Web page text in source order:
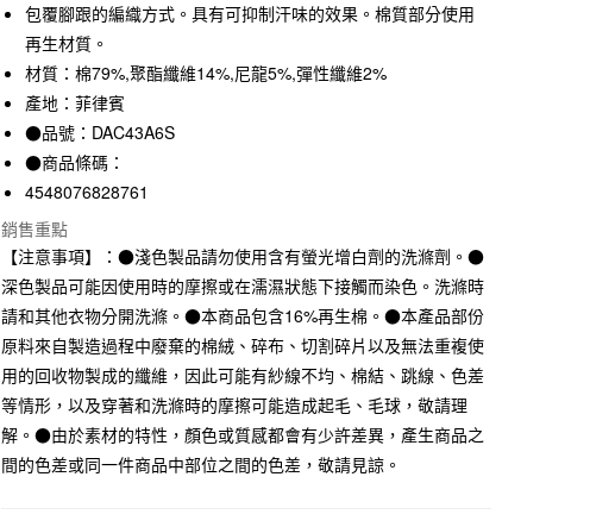
信用卡分期付款
3 期 0 利率 每期NT$33
合作金庫商業銀行
華南商業銀行
上海商業儲蓄銀行
國泰世華商業銀行
臺灣中小企業銀行
匯豐（台灣）商業銀行
聯邦商業銀行
遠東國際商業銀行
元大商業銀行
永豐商業銀行
台新國際商業銀行
中國信託商業銀行
台灣樂天信用卡公司
超商取貨付款
LINE Pay
Apple Pay
街口支付
悠遊付
運送方式
全家取貨付款
每筆NT$65，滿NT$1,000(含以上)免運費
包覆腳跟的編織方式。具有可抑制汗味的效果。棉質部分使用
再生材質。
材質：棉79%,聚酯纖維14%,尼龍5%,彈性纖維2%
產地：菲律賓
●品號：DAC43A6S
●商品條碼：
4548076828761
銷售重點
【注意事項】：●淺色製品請勿使用含有螢光增白劑的洗滌劑。●
深色製品可能因使用時的摩擦或在濡濕狀態下接觸而染色。洗滌時
請和其他衣物分開洗滌。●本商品包含16%再生棉。●本產品部份
原料來自製造過程中廢棄的棉絨、碎布、切割碎片以及無法重複使
用的回收物製成的纖維，因此可能有紗線不均、棉結、跳線、色差
等情形，以及穿著和洗滌時的摩擦可能造成起毛、毛球，敬請理
解。●由於素材的特性，顏色或質感都會有少許差異，產生商品之
間的色差或同一件商品中部位之間的色差，敬請見諒。